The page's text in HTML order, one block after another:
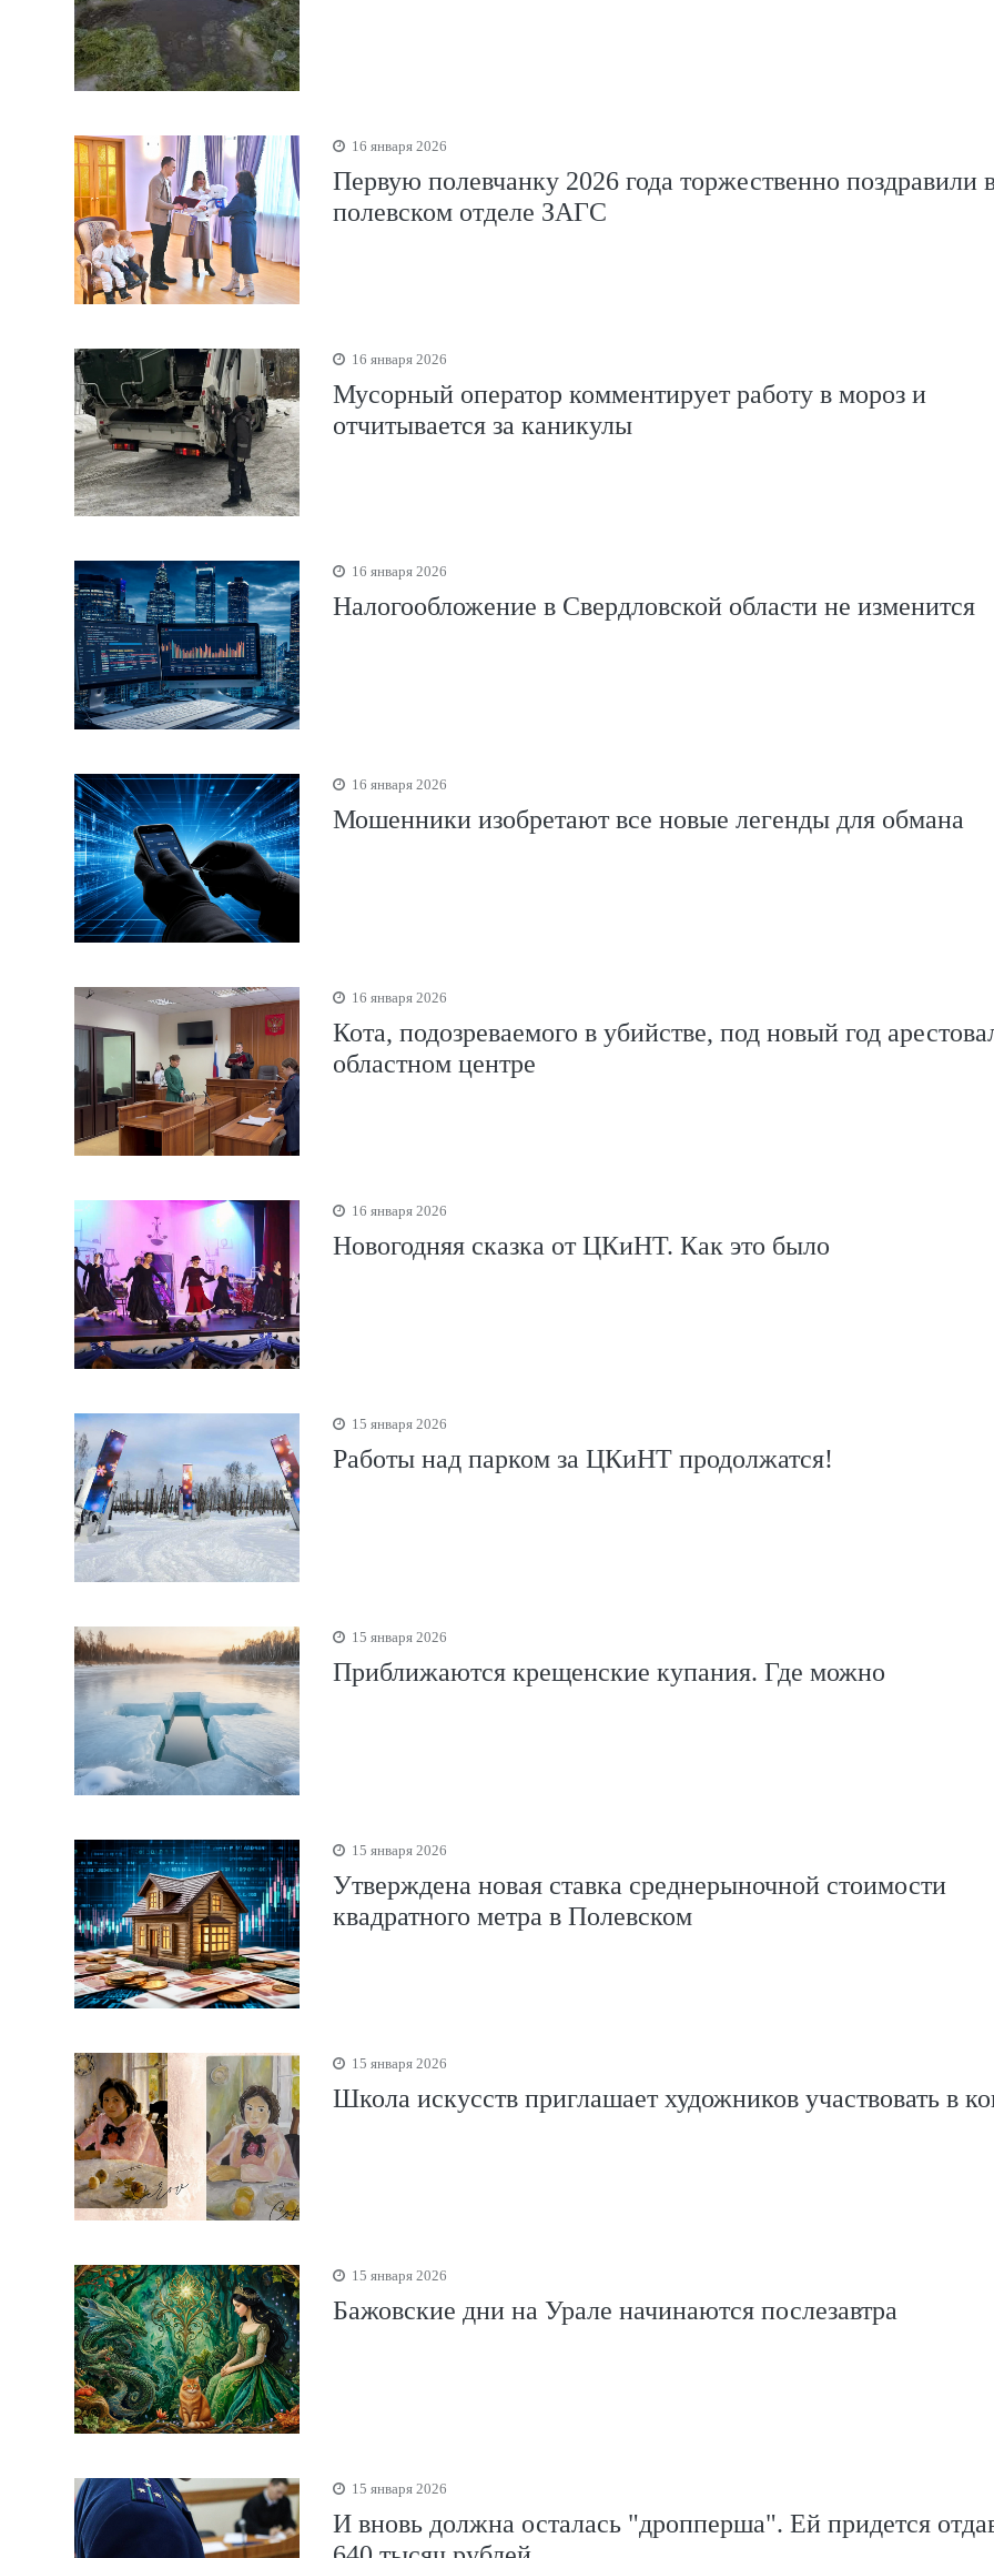
16 января 2026
Первую полевчанку 2026 года торжественно поздравили
полевском отделе ЗАГС
16 января 2026
Мусорный оператор комментирует работу в мороз и
отчитывается за каникулы
16 января 2026
Налогообложение в Свердловской области не изменится
16 января 2026
Мошенники изобретают все новые легенды для обмана
16 января 2026
Кота, подозреваемого в убийстве, под новый год
областном центре
16 января 2026
Новогодняя сказка от ЦКиНТ. Как это было
15 января 2026
Работы над парком за ЦКиНТ продолжатся!
15 января 2026
Приближаются крещенские купания. Где можно
15 января 2026
Утверждена новая ставка среднерыночной стоимости
квадратного метра в Полевском
15 января 2026
Школа искусств приглашает художников участвовать в
15 января 2026
Бажовские дни на Урале начинаются послезавтра
15 января 2026
И вновь должна осталась "дропперша". Ей придется